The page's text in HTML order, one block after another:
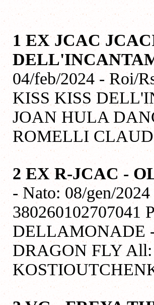
1 EX JCAC
04/feb/2024 - Roi/
KISS KISS
JOAN HULA
ROMELLI
2 EX R-JCAC -
- Nato: 08/gen/
380260102707041
DELLAMONADE
DRAGON FLY